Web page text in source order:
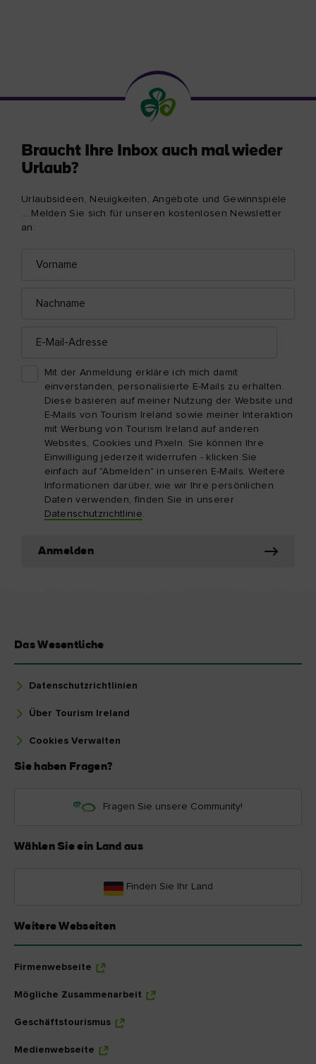
Braucht Ihre Inbox auch mal wieder
Urlaub?
Urlaubsideen, Neuigkeiten, Angebote und Gewinnspiele
... Melden Sie sich für unseren kostenlosen Newsletter
an.
Mail-
Mail-
Mit der Anmeldung erkläre ich mich damit
einverstanden, personalisierte E-Mails zu erhalten.
Diese basieren auf meiner Nutzung der Website und
E-Mails von Tourism Ireland sowie meiner Interaktion
mit Werbung von Tourism Ireland auf anderen
Websites, Cookies und Pixeln. Sie können Ihre
Einwilligung jederzeit widerrufen - klicken Sie
einfach auf "Abmelden" in unseren E-Mails. Weitere
Informationen darüber, wie wir Ihre persönlichen
Daten verwenden, finden Sie in unserer
Datenschutzrichtlinie.
Anmelden
Das Wesentliche
Datenschutzrichtlinien
Über Tourism Ireland
Cookies Verwalten
Sie haben Fragen?
Fragen Sie unsere Community!
Wählen Sie ein Land aus
Finden Sie Ihr Land
Weitere Webseiten
Firmenwebseite
Mögliche Zusammenarbeit
Geschäftstourismus
Medienwebseite